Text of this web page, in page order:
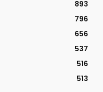
893
796
656
537
516
513